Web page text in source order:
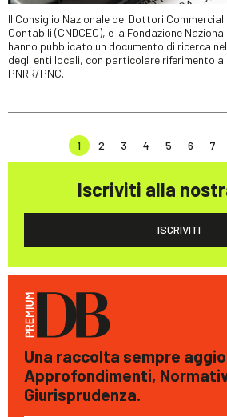
Il Consiglio Nazionale dei Dottori
Contabili (CNDCEC), e la Fondazione
hanno pubblicato un documento di ricerca
degli enti locali, con particolare riferimento
PNRR/PNC.
1 2 3 4 5 6 7
Iscriviti alla
ISCRIVITI
Una raccolta sempre
Approfondimenti,
Giurisprudenza.